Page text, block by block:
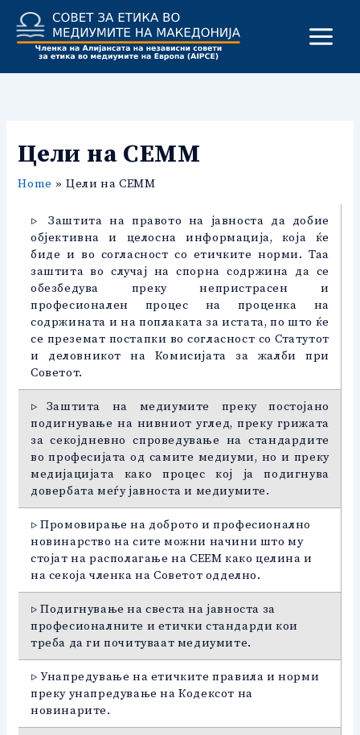
content
Цели на СЕММ
Home Цели на СЕММ
▷ Заштита на правото на јавноста да добие
објективна и целосна информација, која ќе
биде и во согласност со етичките норми. Таа
заштита во случај на спорна содржина да се
обезбедува преку непристрасен и
професионален процес на проценка на
содржината и на поплаката за истата, по што ќе
се преземат постапки во согласност со Статутот
и деловникот на Комисијата за жалби при
Советот.
▷Заштита на медиумите преку постојано
подигнување на нивниот углед, преку грижата
за секојдневно спроведување на стандардите
во професијата од самите медиуми, но и преку
медијацијата како процес кој ја подигнува
довербата меѓу јавноста и медиумите.
▷ Промовирање на доброто и професионално
новинарство на сите можни начини што му
стојат на располагање на СЕЕМ како целина и
на секоја членка на Советот одделно.
▷ Подигнување на свеста на јавноста за
професионалните и етички стандарди кои
треба да ги почитуваат медиумите.
▷ Унапредување на етичките правила и норми
преку унапредување на Кодексот на
новинарите.